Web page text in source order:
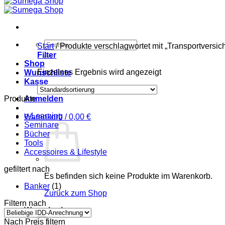
Suchen
nach:
Shop
Wunschliste
Kasse
Anmelden
Warenkorb /0,00 €
Es befinden sich keine Produkte im Warenkorb.
Zurück zum Shop
Warenkorb
Start /Produkte verschlagwortet mit
Filter
Einzelnes Ergebnis wird angezeigt
Produkte
e-Learning
Seminare
Bücher
Tools
Accessoires & Lifestyle
gefiltert nach
Banker (1)
Filtern nach
Nach Preis filtern